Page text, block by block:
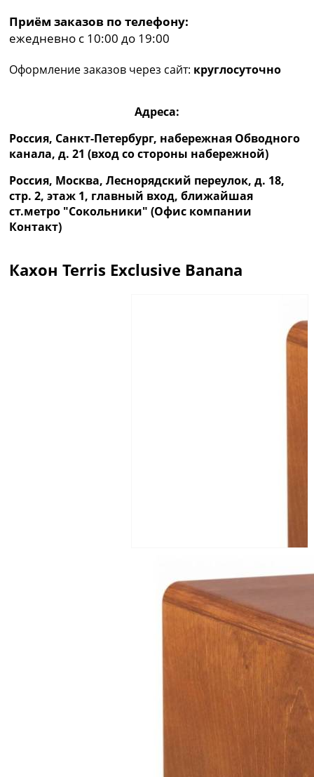
Приём заказов по телефону:
ежедневно с 10:00 до 19:00
Оформление заказов через сайт: круглосуточно
Адреса:
Россия, Санкт-Петербург, набережная Обводного
канала, д. 21 (вход со стороны набережной)
Россия, Москва, Леснорядский переулок, д. 18,
стр. 2, этаж 1, главный вход, ближайшая
ст.метро "Сокольники" (Офис компании
Контакт)
Кахон Terris Exclusive Banana